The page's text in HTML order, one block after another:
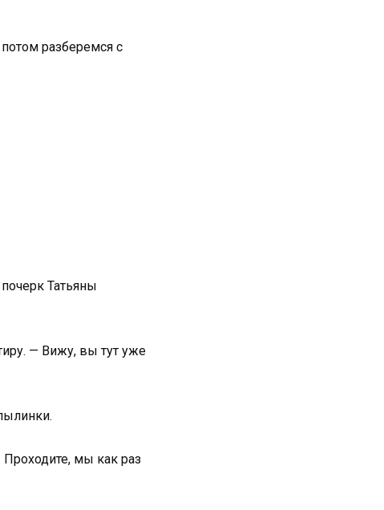
разберемся с
Татьяны
— Вижу, вы тут уже
мы как раз